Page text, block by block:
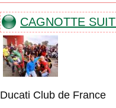
CAGNOTTE
Ducati Club de France